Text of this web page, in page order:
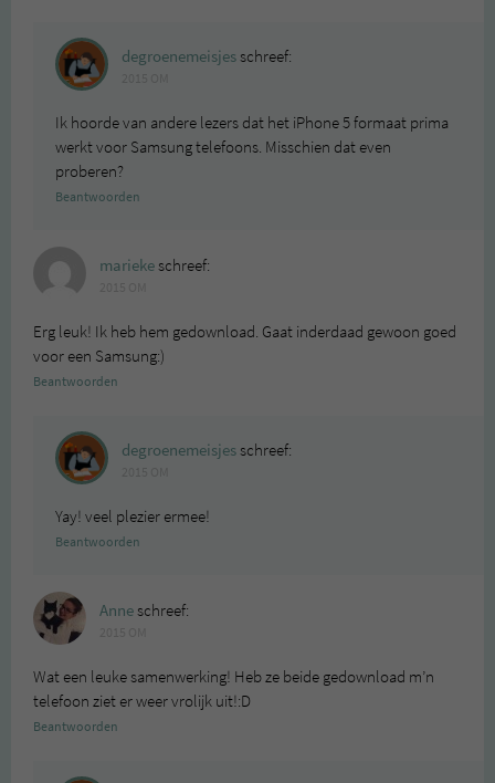
degroenemeisjesschreef:
Ik hoorde van andere lezers dat het iPhone 5 formaat prima
werkt voor Samsung telefoons. Misschien dat even
proberen?
Beantwoorden
mariekeschreef:
Erg leuk! Ik heb hem gedownload. Gaat inderdaad gewoon goed
voor een Samsung:)
Beantwoorden
degroenemeisjesschreef:
Yay! veel plezier ermee!
Beantwoorden
Anneschreef:
Wat een leuke samenwerking! Heb ze beide gedownload m’n
telefoon ziet er weer vrolijk uit!:D
Beantwoorden